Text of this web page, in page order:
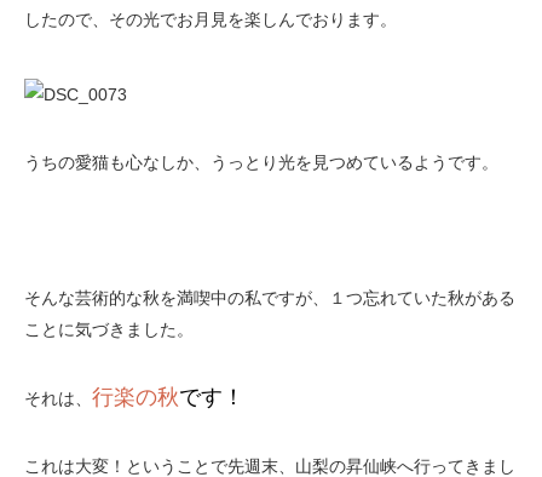
したので、その光でお月見を楽しんでおります。
うちの愛猫も心なしか、うっとり光を見つめているようです。
そんな芸術的な秋を満喫中の私ですが、１つ忘れていた秋がある
ことに気づきました。
それは、 行楽の秋です！
これは大変！ということで先週末、山梨の昇仙峡へ行ってきまし